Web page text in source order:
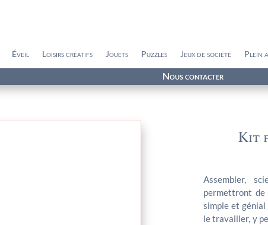
Éveil Loisirs créatifs Jouets Puzzles Jeux de société Plein
Nous contacter
Kit
Assembler,
permettront de
simple et génial
le travailler, y